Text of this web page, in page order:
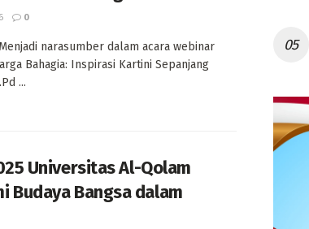
0
narasumber dalam acara webinar
Bahagia: Inspirasi Kartini Sepanjang
...
Universitas Al-Qolam
Budaya Bangsa dalam